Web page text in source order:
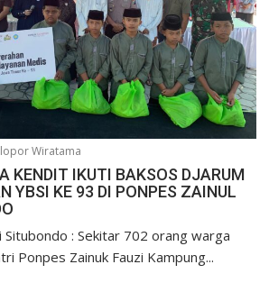
Wiratama
KENDIT IKUTI BAKSOS DJARUM
YBSI KE 93 DI PONPES ZAINUL
Situbondo : Sekitar 702 orang warga
Ponpes Zainuk Fauzi Kampung...